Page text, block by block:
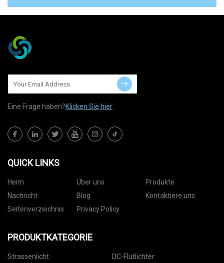
Eine Frage haben?Klicken Sie hier
QUICK LINKS
Heim Über uns
Produkte
Nachricht
Blog
Kontaktiere uns
Seitenverzeichnis
Privacy Policy
PRODUKTKATEGORIE
Strassenlicht DC-Flutlichter